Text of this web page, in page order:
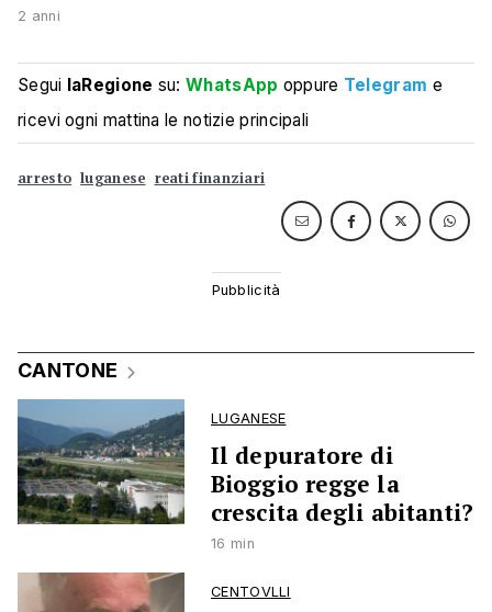
2 anni
Segui laRegione su:WhatsApp oppure Telegram e
ricevi ogni mattina le notizie principali
arresto luganese reati finanziari
CANTONE
LUGANESE
Il depuratore di
Bioggio regge la
crescita degli abitanti?
16 min
CENTOVLLI